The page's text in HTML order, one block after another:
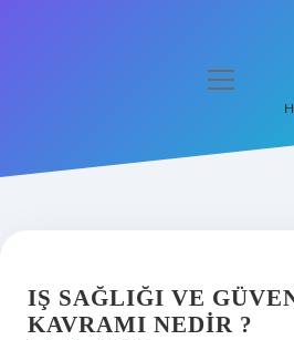
Hakkımızda
menüyü
IŞ SAĞLIĞI VE
KAVRAMI NEDIR ?